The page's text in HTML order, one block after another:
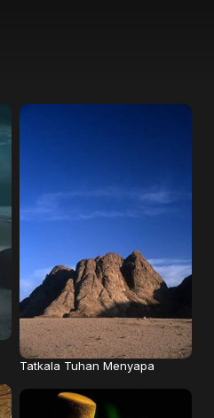
Tatkala Tuhan Menyapa